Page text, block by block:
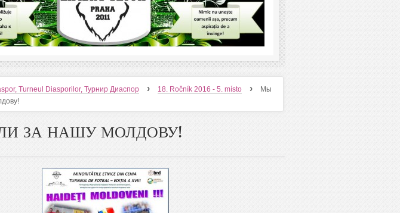
Turneul Diasporilor, Турнир Диаспор › 18. Ročník 2016 - 5. místo ›
Мы
ЗА НАШУ МОЛДОВУ!